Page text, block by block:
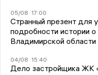
05/08 17:00
Странный презент для
подробности истории
Владимирской области
04/08 15:40
Дело застройщика